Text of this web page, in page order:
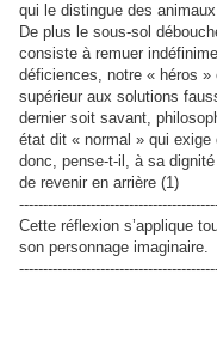
qui le distingue des
De plus le sous-sol
consiste à remuer
déficiences, notre « héros
supérieur aux solutions
dernier soit savant,
état dit « normal » qui
donc, pense-t-il, à sa
de revenir en arrière (1)
Cette réflexion s’applique
son personnage imaginaire.